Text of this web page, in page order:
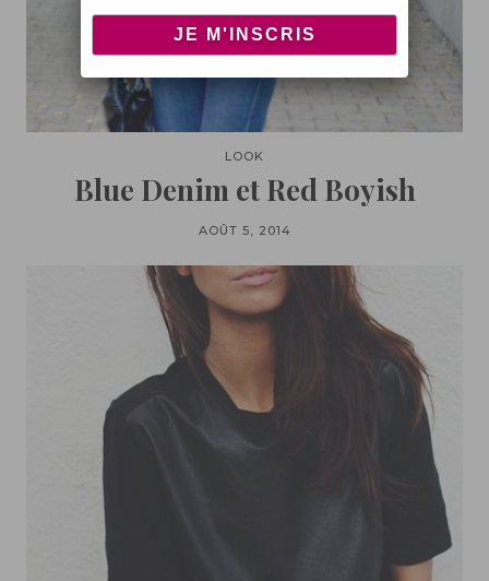
LOOK
Blue Denim et Red Boyish
AOÛT 5, 2014